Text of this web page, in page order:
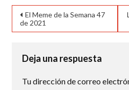
Navegación
de
entradas
El Meme de la Semana 47
de 2021
Deja una respuesta
Tu dirección de correo